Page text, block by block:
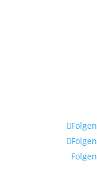
Folgen
Folgen
Folgen